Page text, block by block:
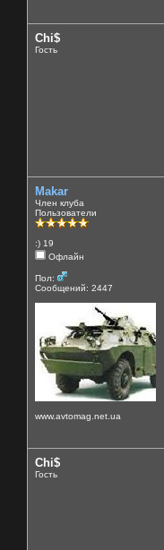
Chi$
Гость
Makar
Член клуба
Пользователи
:) 19
Офлайн
Пол:
Сообщений: 2447
www.avtomag.net.ua
Chi$
Гость